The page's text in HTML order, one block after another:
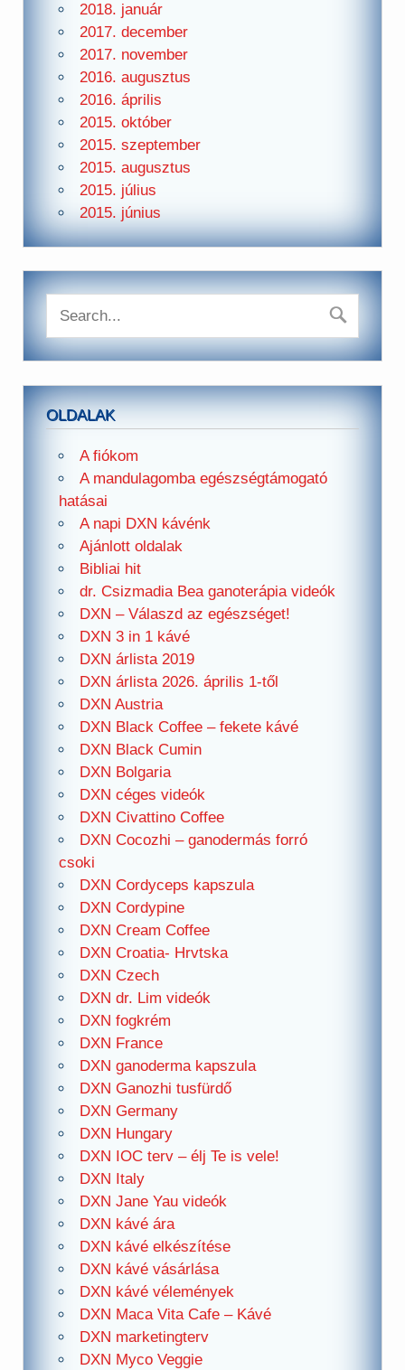
2018. január
2017. december
2017. november
2016. augusztus
2016. április
2015. október
2015. szeptember
2015. augusztus
2015. július
2015. június
OLDALAK
A fiókom
A mandulagomba egészségtámogató
hatásai
A napi DXN kávénk
Ajánlott oldalak
Bibliai hit
dr. Csizmadia Bea ganoterápia videók
DXN – Válaszd az egészséget!
DXN 3 in 1 kávé
DXN árlista 2019
DXN árlista 2026. április 1-től
DXN Austria
DXN Black Coffee – fekete kávé
DXN Black Cumin
DXN Bolgaria
DXN céges videók
DXN Civattino Coffee
DXN Cocozhi – ganodermás forró
csoki
DXN Cordyceps kapszula
DXN Cordypine
DXN Cream Coffee
DXN Croatia- Hrvtska
DXN Czech
DXN dr. Lim videók
DXN fogkrém
DXN France
DXN ganoderma kapszula
DXN Ganozhi tusfürdő
DXN Germany
DXN Hungary
DXN IOC terv – élj Te is vele!
DXN Italy
DXN Jane Yau videók
DXN kávé ára
DXN kávé elkészítése
DXN kávé vásárlása
DXN kávé vélemények
DXN Maca Vita Cafe – Kávé
DXN marketingterv
DXN Myco Veggie